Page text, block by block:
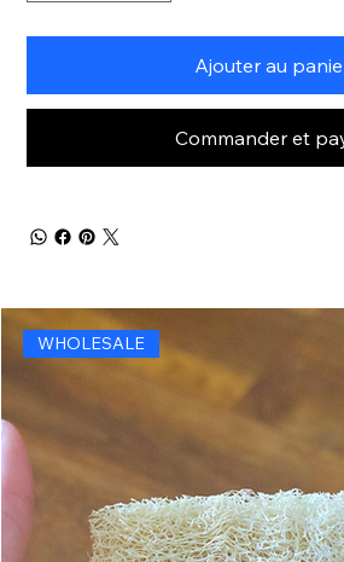
Ajouter au
Commander et
WHOLESALE